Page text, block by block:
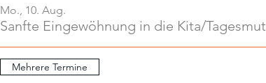
Mo., 10. Aug.
Sanfte Eingewöhnung in die Kita/
Mehrere Termine